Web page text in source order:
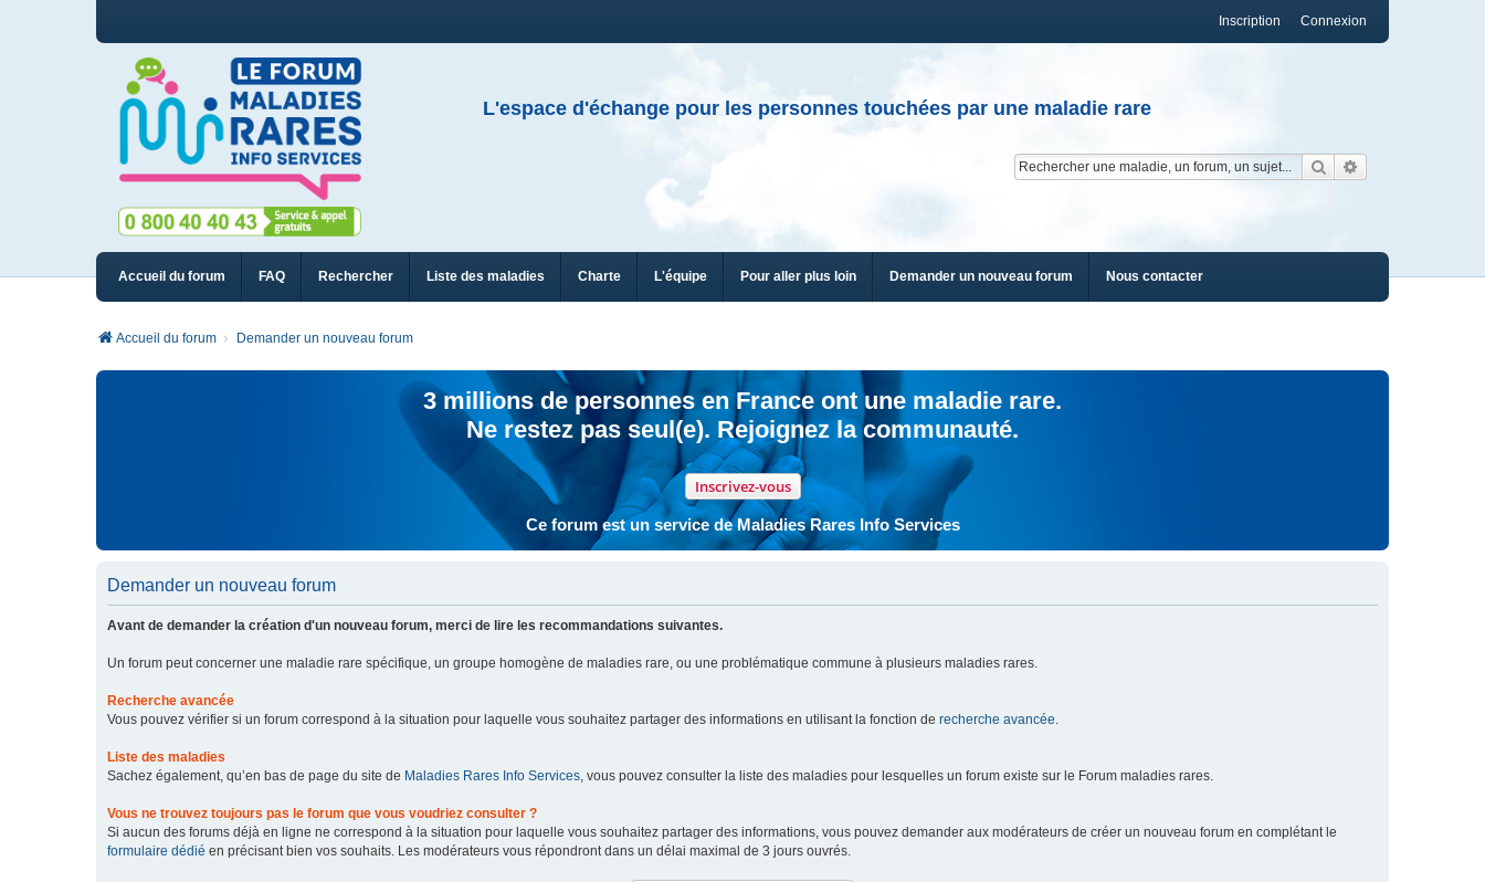
Connexion
Inscription
L'espace d'échange pour les personnes touchées par une maladie rare
Rechercher
Accueil du forum FAQ Rechercher Liste des maladies Charte L'équipe Pour aller plus loin Demander un nouveau forum Nous contacter
Accueil du forum Demander un nouveau forum
3 millions de personnes en France ont une maladie rare.
Ne restez pas seul(e). Rejoignez la communauté.
Inscrivez-vous
Ce forum est un service de Maladies Rares Info Services
Demander un nouveau forum
Avant de demander la création d'un nouveau forum, merci de lire les recommandations suivantes.
Un forum peut concerner une maladie rare spécifique, un groupe homogène de maladies rare, ou une problématique commune à plusieurs maladies rares.
Recherche avancée
Vous pouvez vérifier si un forum correspond à la situation pour laquelle vous souhaitez partager des informations en utilisant la fonction de recherche avancée.
Liste des maladies
Sachez également, qu’en bas de page du site de Maladies Rares Info Services, vous pouvez consulter la liste des maladies pour lesquelles un forum existe sur le Forum maladies rares.
Vous ne trouvez toujours pas le forum que vous voudriez consulter ?
Si aucun des forums déjà en ligne ne correspond à la situation pour laquelle vous souhaitez partager des informations, vous pouvez demander aux modérateurs de créer un nouveau forum en complétant le
formulaire dédié en précisant bien vos souhaits. Les modérateurs vous répondront dans un délai maximal de 3 jours ouvrés.